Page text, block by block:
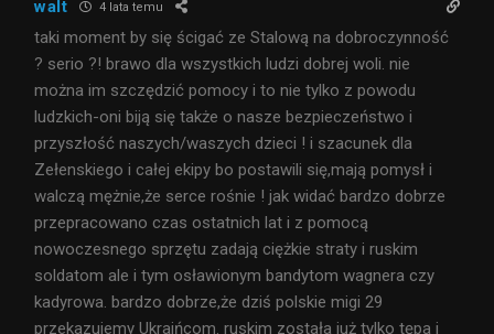
walt 4 lata temu
taki moment by się ścigać ze Stalową na dobroczynność
? serio ?! brawo dla wszystkich ludzi dobrej woli. nie
można im szczędzić pomocy i to nie tylko z powodu
ludzkich-oni biją się także o nasze bezpieczeństwo i
przyszłość naszych/waszych dzieci ! i szacunek dla
Zełenskiego i całej ekipy bo postawili się,mają pomysł i
walczą mężnie,że serce rośnie ! jak widać bardzo dobrze
przepracowano czas ostatnich lat i z pomocą
nowoczesnego sprzętu zadają ciężkie straty i ruskim
soldatom ale i tym osławionym bandytom wagnera czy
kadyrowa. bardzo dobrze,że dziś polskie migi 29
przekazujemy Ukraińcom. ruskim została już tylko tępa i